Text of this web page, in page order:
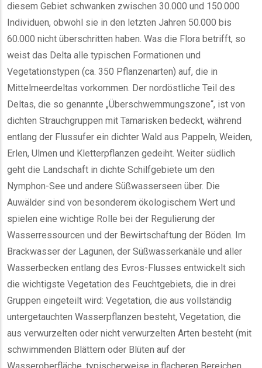
diesem Gebiet schwanken zwischen 30.000 und 150.000
Individuen, obwohl sie in den letzten Jahren 50.000 bis
60.000 nicht überschritten haben. Was die Flora betrifft, so
weist das Delta alle typischen Formationen und
Vegetationstypen (ca. 350 Pflanzenarten) auf, die in
Mittelmeerdeltas vorkommen. Der nordöstliche Teil des
Deltas, die so genannte „Überschwemmungszone“, ist von
dichten Strauchgruppen mit Tamarisken bedeckt, während
entlang der Flussufer ein dichter Wald aus Pappeln, Weiden,
Erlen, Ulmen und Kletterpflanzen gedeiht. Weiter südlich
geht die Landschaft in dichte Schilfgebiete um den
Nymphon-See und andere Süßwasserseen über. Die
Auwälder sind von besonderem ökologischem Wert und
spielen eine wichtige Rolle bei der Regulierung der
Wasserressourcen und der Bewirtschaftung der Böden. Im
Brackwasser der Lagunen, der Süßwasserkanäle und aller
Wasserbecken entlang des Evros-Flusses entwickelt sich
die wichtigste Vegetation des Feuchtgebiets, die in drei
Gruppen eingeteilt wird: Vegetation, die aus vollständig
untergetauchten Wasserpflanzen besteht, Vegetation, die
aus verwurzelten oder nicht verwurzelten Arten besteht (mit
schwimmenden Blättern oder Blüten auf der